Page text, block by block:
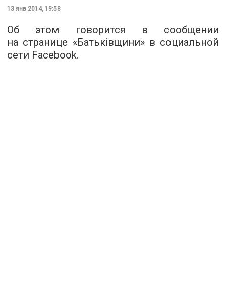
13 янв 2014, 19:58
Об этом говорится в сообщении
на странице «Батьківщини» в социальной
сети Facebook.